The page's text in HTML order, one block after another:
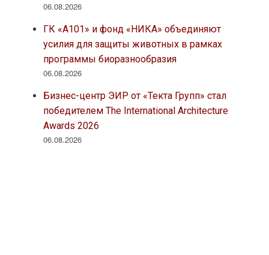
06.08.2026
ГК «А101» и фонд «НИКА» объединяют
усилия для защиты животных в рамках
программы биоразнообразия
06.08.2026
Бизнес-центр ЭИР от «Текта Групп» стал
победителем The International Architecture
Awards 2026
06.08.2026